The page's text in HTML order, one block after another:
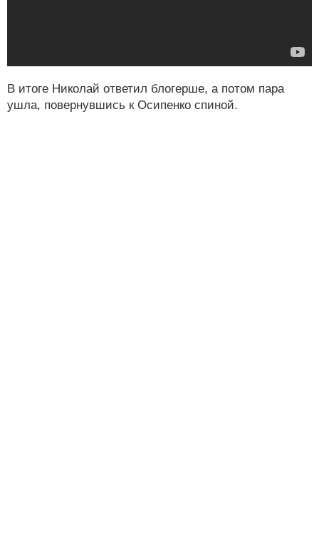
В итоге Николай ответил блогерше, а потом пара
ушла, повернувшись к Осипенко спиной.